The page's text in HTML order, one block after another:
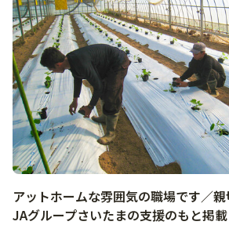
アットホームな雰囲気の職場です／
JAグループさいたまの支援のもと掲